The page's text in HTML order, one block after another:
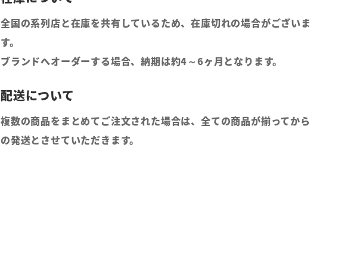
全国の系列店と在庫を共有しているため、在庫切れの場合がございま
す。
ブランドへオーダーする場合、納期は約4～6ヶ月となります。
複数の商品をまとめてご注文された場合は、全ての商品が揃ってから
の発送とさせていただきます。